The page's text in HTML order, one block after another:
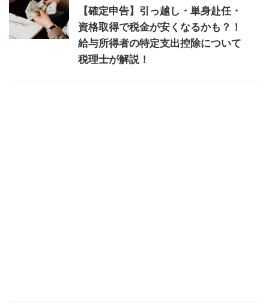
【確定申告】引っ越し・単身赴任・
資格取得で税金が安くなるかも？！
給与所得者の特定支出控除について
税理士が解説！